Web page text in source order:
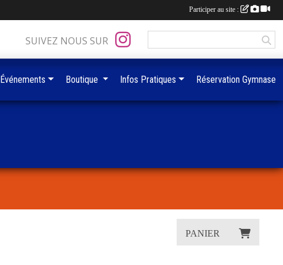
PANIER
SUIVEZ NOUS SUR
Événements Boutique Infos Pratiques Réservation Gymnase
Participer au site :